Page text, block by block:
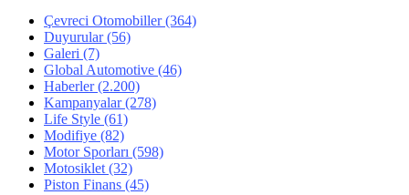
Çevreci Otomobiller(364)
Duyurular(56)
Galeri (7)
Global Automotive (46)
Haberler(2.200)
Kampanyalar(278)
Life Style (61)
Modifiye (82)
Motor Sporları (598)
Motosiklet (32)
Piston Finans (45)